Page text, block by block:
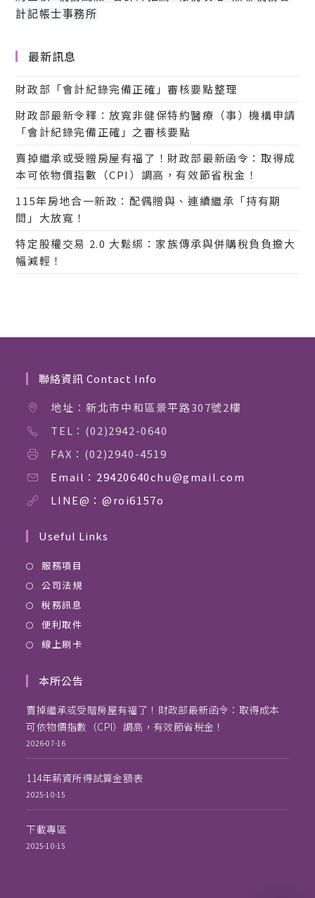
計記帳士事務所
最新訊息
財政部「會計紀錄完備正確」審核要點整理
財政部最新令釋：放寬非健保特約醫療（事）機構申請
「會計紀錄完備正確」之審核要點
賣掉繼承或受贈房屋有福了！財政部最新函令：取得成
本可依物價指數（CPI）調高，有效節省稅金！
115年房地合一新政：配偶贈與、連續繼承「持有期
間」大放寬！
特定股權交易 2.0 大鬆綁：家族傳承與併購稅負負擔大
幅減輕！
聯絡資訊 Contact Info
地址：新北市中和區景平路307號2樓
TEL：(02)2942-0640
FAX：(02)2940-4519
Email：29420640chu@gmail.com
LINE@：@roi6157o
Useful Links
服務項目
公司法規
稅務訊息
便利取件
線上刷卡
本所公告
賣掉繼承或受贈房屋有福了！財政部最新函令：取得成本
可依物價指數（CPI）調高，有效節省稅金！
2026-07-16
114年薪資所得試算金額表
2025-10-15
下載專區
2025-10-15